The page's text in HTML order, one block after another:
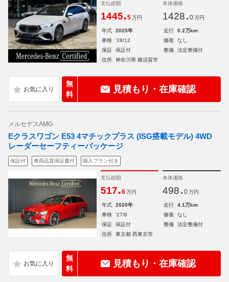
支払総額
1445.5 万円
本体価格
1428. 0 万円
年式 2025年 走行
0.2万km
車検
'28/12 修復
なし
保証
保証付 整備
法定整備付
住所
神奈川県 横須賀市
無
料
見積もり・在庫確認
メルセデスAMG
Eクラスワゴン E53 4マチックプラス (ISG搭載モデル) 4WD
レーダーセーフティーパッケージ
保証付 車両品質保証書付 購入プラン付き
支払総額
517.6 万円
本体価格
498. 0 万円
年式 2020年 走行
4.1万km
車検
'27/8 修復
なし
保証
保証付 整備
法定整備付
住所
東京都 西東京市
無
料
見積もり・在庫確認